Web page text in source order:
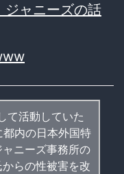
ジャニーズの話
て活動していた
内の日本外国特
ニーズ事務所の
らの性被害を改